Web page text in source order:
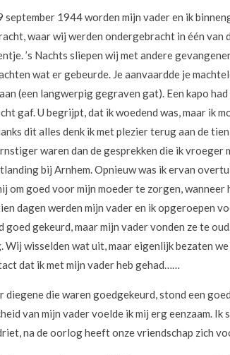
september 1944 worden mijn vader en ik
waar wij werden ondergebracht in één van
’s Nachts sliepen wij met andere
wat er gebeurde. Je aanvaardde je
(een langwerpig gegraven gat). Een kapo
gaf. U begrijpt, dat ik woedend was, maar ik
dit alles denk ik met plezier terug aan de
waren dan de gesprekken die ik vroeger
bij Arnhem. Opnieuw was ik ervan
om goed voor mijn moeder te zorgen,
dagen werden mijn vader en ik opgeroepen
goed gekeurd, maar mijn vader vonden ze te
Wij wisselden wat uit, maar eigenlijk bezaten
dat ik met mijn vader heb gehad……
diegene die waren goedgekeurd, stond een
van mijn vader voelde ik mij erg eenzaam.
na de oorlog heeft onze vriendschap zich